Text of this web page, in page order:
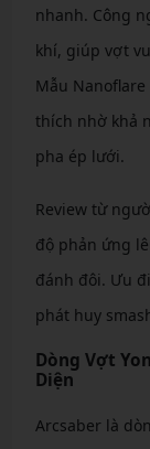
nhanh. Công
khí, giúp vợt
Mẫu Nanoflare
thích nhờ khả
pha ép lưới.
Review từ
độ phản ứng
đánh đôi. Ưu
phát huy
Dòng Vợt
Diện
Arcsaber là